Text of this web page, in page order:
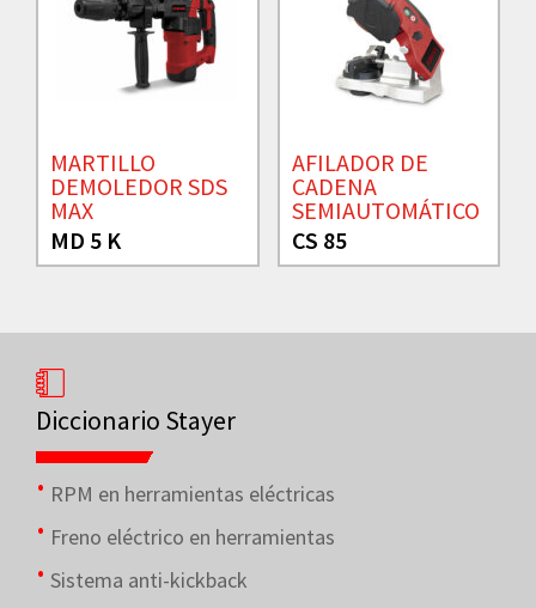
MARTILLO
DEMOLEDOR SDS
MAX
MD 5 K
AFILADOR DE
CADENA
SEMIAUTOMÁTICO
CS 85
Diccionario Stayer
RPM en herramientas eléctricas
Freno eléctrico en herramientas
Sistema anti-kickback